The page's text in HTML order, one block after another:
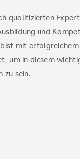
qualifizierten
und
mit erfolgreichem
um in diesem
zu sein.